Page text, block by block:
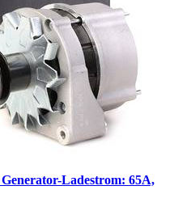
Ladestrom: 65A,